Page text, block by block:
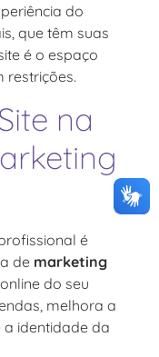
do
que têm suas
é o espaço
restrições.
na
é
de marketing
do seu
melhora a
a identidade da